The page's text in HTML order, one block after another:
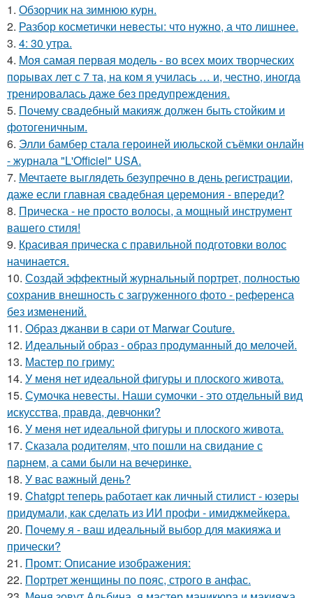
1. Обзорчик на зимнюю курн.
2. Разбор косметички невесты: что нужно, а что лишнее.
3. 4: 30 утра.
4. Моя самая первая модель - во всех моих творческих
порывах лет с 7 та, на ком я училась … и, честно, иногда
тренировалась даже без предупреждения.
5. Почему свадебный макияж должен быть стойким и
фотогеничным.
6. Элли бамбер стала героиней июльской съёмки онлайн
- журнала "L'Officiel" USA.
7. Мечтаете выглядеть безупречно в день регистрации,
даже если главная свадебная церемония - впереди?
8. Прическа - не просто волосы, а мощный инструмент
вашего стиля!
9. Красивая прическа с правильной подготовки волос
начинается.
10. Создай эффектный журнальный портрет, полностью
сохранив внешность с загруженного фото - референса
без изменений.
11. Образ джанви в сари от Marwar Couture.
12. Идеальный образ - образ продуманный до мелочей.
13. Мастер по гриму:
14. У меня нет идеальной фигуры и плоского живота.
15. Сумочка невесты. Наши сумочки - это отдельный вид
искусства, правда, девчонки?
16. У меня нет идеальной фигуры и плоского живота.
17. Сказала родителям, что пошли на свидание с
парнем, а сами были на вечеринке.
18. У вас важный день?
19. Chatgpt теперь работает как личный стилист - юзеры
придумали, как сделать из ИИ профи - имиджмейкера.
20. Почему я - ваш идеальный выбор для макияжа и
прически?
21. Промт: Описание изображения:
22. Портрет женщины по пояс, строго в анфас.